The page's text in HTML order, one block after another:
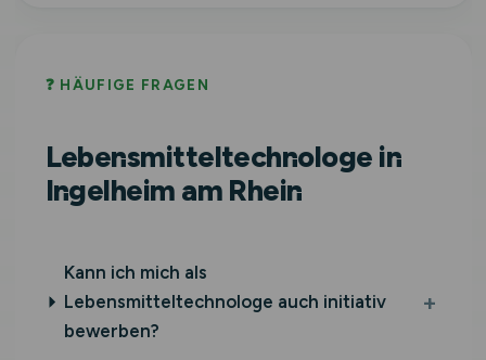
❓ HÄUFIGE FRAGEN
Lebensmitteltechnologe in
Ingelheim am Rhein
Kann ich mich als
Lebensmitteltechnologe auch initiativ
bewerben?